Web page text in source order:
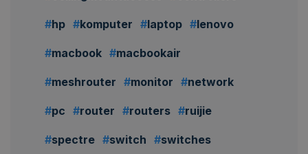
hp komputer laptop lenovo
macbook macbookair
meshrouter monitor network
pc router routers ruijie
spectre switch switches